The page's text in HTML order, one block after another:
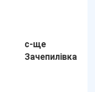
с-ще
Зачепилівка